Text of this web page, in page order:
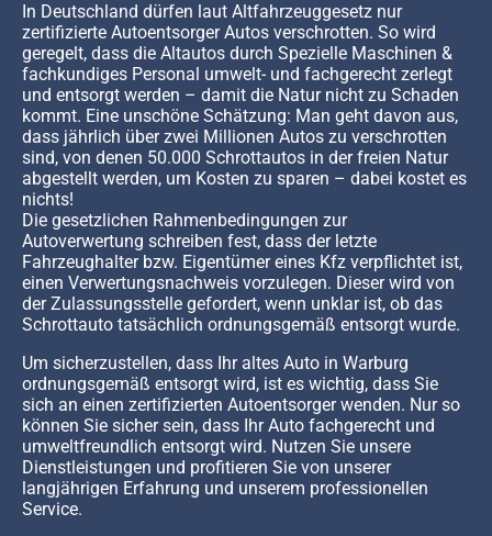
In Deutschland dürfen laut Altfahrzeuggesetz nur
zertifizierte Autoentsorger Autos verschrotten. So wird
geregelt, dass die Altautos durch Spezielle Maschinen &
fachkundiges Personal umwelt- und fachgerecht zerlegt
und entsorgt werden – damit die Natur nicht zu Schaden
kommt. Eine unschöne Schätzung: Man geht davon aus,
dass jährlich über zwei Millionen Autos zu verschrotten
sind, von denen 50.000 Schrottautos in der freien Natur
abgestellt werden, um Kosten zu sparen – dabei kostet es
nichts!
Die gesetzlichen Rahmenbedingungen zur
Autoverwertung schreiben fest, dass der letzte
Fahrzeughalter bzw. Eigentümer eines Kfz verpflichtet ist,
einen Verwertungsnachweis vorzulegen. Dieser wird von
der Zulassungsstelle gefordert, wenn unklar ist, ob das
Schrottauto tatsächlich ordnungsgemäß entsorgt wurde.
Um sicherzustellen, dass Ihr altes Auto in Warburg
ordnungsgemäß entsorgt wird, ist es wichtig, dass Sie
sich an einen zertifizierten Autoentsorger wenden. Nur so
können Sie sicher sein, dass Ihr Auto fachgerecht und
umweltfreundlich entsorgt wird. Nutzen Sie unsere
Dienstleistungen und profitieren Sie von unserer
langjährigen Erfahrung und unserem professionellen
Service.